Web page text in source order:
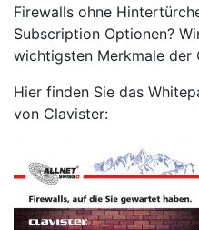
Firewalls ohne
Subscription Optionen?
wichtigsten Merkmale der
Hier finden Sie das
von Clavister: